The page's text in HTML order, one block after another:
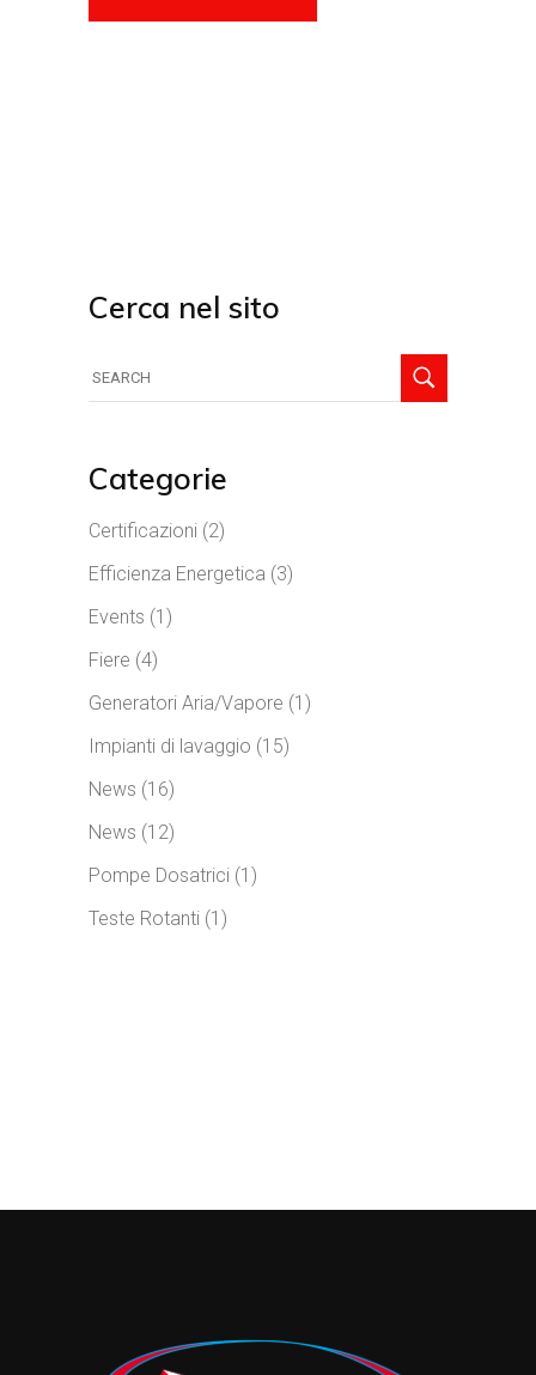
Cerca nel sito
for:
Categorie
Certificazioni (2)
Efficienza Energetica (3)
Events (1)
Fiere (4)
Generatori Aria/Vapore (1)
Impianti di lavaggio (15)
News (16)
News (12)
Pompe Dosatrici (1)
Teste Rotanti (1)